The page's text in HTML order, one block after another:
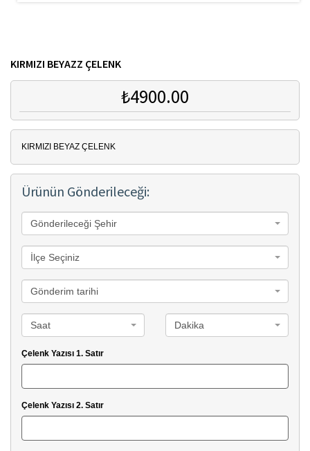
KIRMIZI BEYAZZ ÇELENK
₺4900.00
KIRMIZI BEYAZ ÇELENK
Ürünün Gönderileceği:
Gönderileceği Şehir
İlçe Seçiniz
Gönderim tarihi
Saat Dakika
Çelenk Yazısı 1. Satır
Çelenk Yazısı 2. Satır